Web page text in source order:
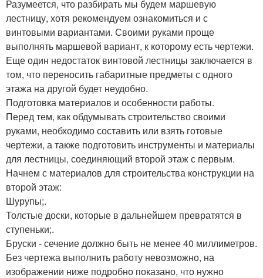
Разумеется, что разбирать мы будем маршевую
лестницу, хотя рекомендуем ознакомиться и с
винтовыми вариантами. Своими руками проще
выполнять маршевой вариант, к которому есть чертежи.
Еще один недостаток винтовой лестницы заключается в
том, что переносить габаритные предметы с одного
этажа на другой будет неудобно.
Подготовка материалов и особенности работы.
Перед тем, как обдумывать строительство своими
руками, необходимо составить или взять готовые
чертежи, а также подготовить инструменты и материалы
для лестницы, соединяющий второй этаж с первым.
Начнем с материалов для строительства конструкции на
второй этаж:
Шурупы;.
Толстые доски, которые в дальнейшем превратятся в
ступеньки;.
Бруски - сечение должно быть не менее 40 миллиметров.
Без чертежа выполнить работу невозможно, на
изображении ниже подробно показано, что нужно